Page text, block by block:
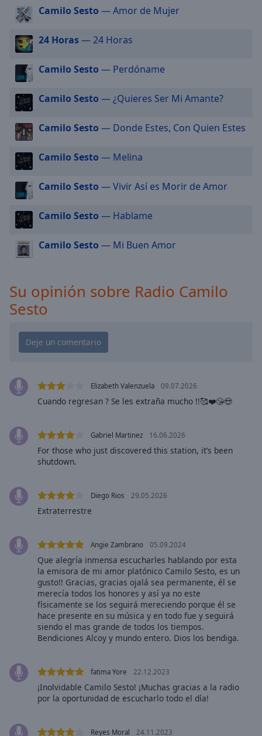
Picture-
in-
Fullscreen
modal
window.
Beginning
dialog
Escape
cancel
and
close
Text
Color
Opacity
Background
Color
Opacity
Background
Color
Opacity
Font
Reset
Camilo Sesto — Amor de Mujer
24 Horas— 24 Horas
Camilo Sesto — Perdóname
Camilo Sesto — ¿Quieres Ser Mi Amante?
Camilo Sesto — Donde Estes, Con Quien Estes
Camilo Sesto — Melina
Camilo Sesto — Vivir Así es Morir de Amor
Camilo Sesto — Hablame
Camilo Sesto — Mi Buen Amor
Su opinión sobre Radio Camilo
Sesto
Elizabeth Valenzuela 09.07.2026
Cuando regresan ? Se les extraña mucho !!🥰❤️😘😍
Gabriel Martinez 16.06.2026
For those who just discovered this station, it’s been
shutdown.
Diego Rios 29.05.2026
Extraterrestre
Angie Zambrano 05.09.2024
Que alegría inmensa escucharles hablando por esta
la emisora de mi amor platónico Camilo Sesto, es un
gusto!! Gracias, gracias ojalá sea permanente, él se
merecía todos los honores y así ya no este
físicamente se los seguirá mereciendo porque él se
hace presente en su música y en todo fue y seguirá
siendo el mas grande de todos los tiempos.
Bendiciones Alcoy y mundo entero. Dios los bendiga.
fatima Yore 22.12.2023
¡Inolvidable Camilo Sesto! ¡Muchas gracias a la radio
por la oportunidad de escucharlo todo el día!
Reyes Moral 24.11.2023